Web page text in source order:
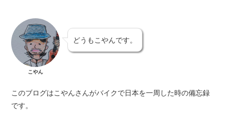
こやん
どうもこやんです。
このブログはこやんさんがバイクで日本を一周した時の備忘録
です。